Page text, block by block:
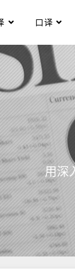
口译
用深